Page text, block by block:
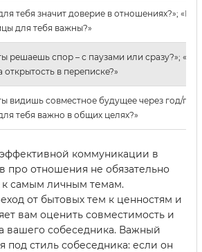
тебя значит доверие в отношениях?»;
для тебя важны?»
решаешь спор – с паузами или сразу?»;
открытость в переписке?»
видишь совместное будущее через год/пять
тебя важно в общих целях?»
коммуникации в
про отношения не обязательно
к самым личным темам.
от бытовых тем к ценностям и
вам оценить совместимость и
вашего собеседника. Важный
под стиль собеседника: если он